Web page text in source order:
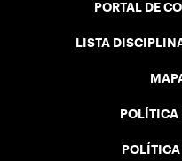
PORTAL DE
LISTA
POLÍTICA
POLÍTICA